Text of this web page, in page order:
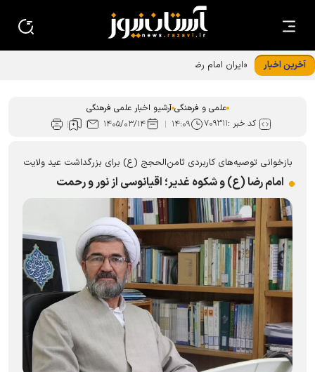
آخرین اخبار
«ایران امام رضا (ع)؛ خون‌خواه و جان‌فدا» شعار محوری دهه
علمی و فرهنگی آرشیو اخبار علمی فرهنگی
کد خبر :۷۰۹۳۱۱ ۱۴:۰۹ ۱۴۰۵/۰۳/۱۴
بازخوانی توصیه‌های کاربردی ثامن‌الحجج (ع) برای بزرگداشت عید ولایت
امام رضا (ع) و شکوه غدیر؛ اقیانوسی از نور و رحمت